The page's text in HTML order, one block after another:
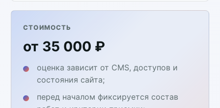
СТОИМОСТЬ
от 35 000 ₽
оценка зависит от CMS, доступов и
состояния сайта;
перед началом фиксируется состав